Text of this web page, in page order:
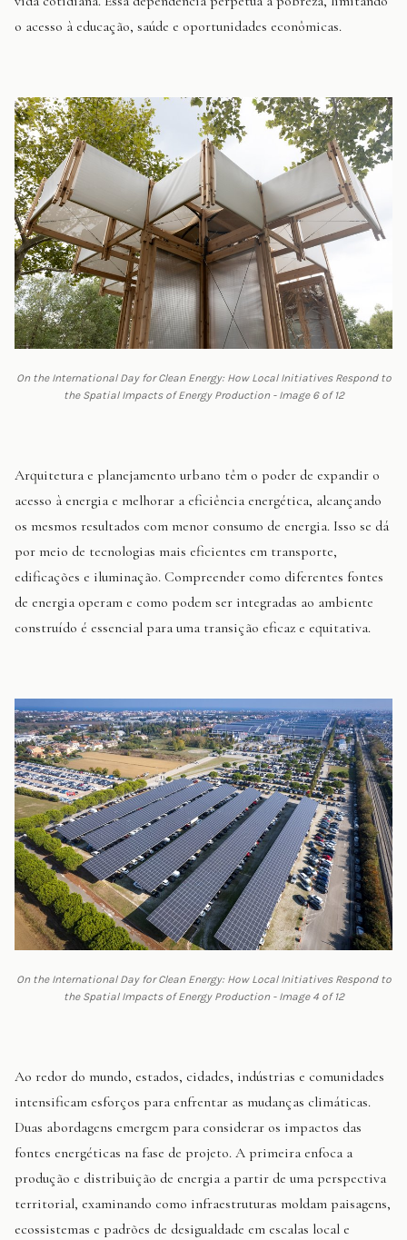
o acesso à educação, saúde e oportunidades econômicas.
On the International Day for Clean Energy: How Local Initiatives Respond to
the Spatial Impacts of Energy Production - Image 6 of 12
Arquitetura e planejamento urbano têm o poder de expandir o
acesso à energia e melhorar a eficiência energética, alcançando
os mesmos resultados com menor consumo de energia. Isso se dá
por meio de tecnologias mais eficientes em transporte,
edificações e iluminação. Compreender como diferentes fontes
de energia operam e como podem ser integradas ao ambiente
construído é essencial para uma transição eficaz e equitativa.
On the International Day for Clean Energy: How Local Initiatives Respond to
the Spatial Impacts of Energy Production - Image 4 of 12
Ao redor do mundo, estados, cidades, indústrias e comunidades
intensificam esforços para enfrentar as mudanças climáticas.
Duas abordagens emergem para considerar os impactos das
fontes energéticas na fase de projeto. A primeira enfoca a
produção e distribuição de energia a partir de uma perspectiva
territorial, examinando como infraestruturas moldam paisagens,
ecossistemas e padrões de desigualdade em escalas local e